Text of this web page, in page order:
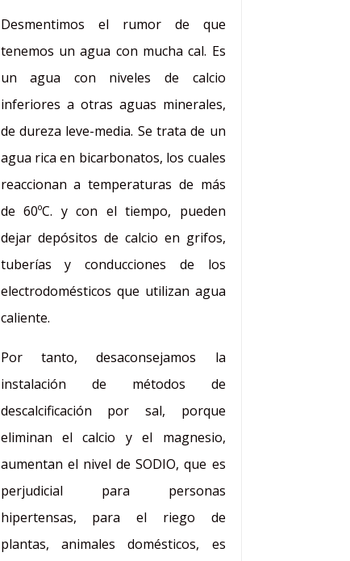
Desmentimos el rumor de que
tenemos un agua con mucha cal. Es
un agua con niveles de calcio
inferiores a otras aguas minerales,
de dureza leve-media. Se trata de un
agua rica en bicarbonatos, los cuales
reaccionan a temperaturas de más
de 60ºC. y con el tiempo, pueden
dejar depósitos de calcio en grifos,
tuberías y conducciones de los
electrodomésticos que utilizan agua
caliente.
Por tanto, desaconsejamos la
instalación de métodos de
descalcificación por sal, porque
eliminan el calcio y el magnesio,
aumentan el nivel de SODIO, que es
perjudicial para personas
hipertensas, para el riego de
plantas, animales domésticos, es